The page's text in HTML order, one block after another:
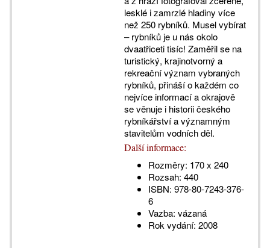
lesklé i zamrzlé hladiny více
než 250 rybníků. Musel vybírat
– rybníků je u nás okolo
dvaatřiceti tisíc! Zaměřil se na
turistický, krajinotvorný a
rekreační význam vybraných
rybníků, přináší o každém co
nejvíce informací a okrajově
se věnuje i historii českého
rybníkářství a významným
stavitelům vodních děl.
Další informace:
Rozměry: 170 x 240
Rozsah: 440
ISBN: 978-80-7243-376-
6
Vazba: vázaná
Rok vydání: 2008